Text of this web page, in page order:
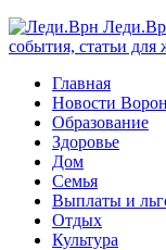
события, статьи
Главная
Новости
Образование
Здоровье
Дом
Семья
Выплаты и
Отдых
Культура